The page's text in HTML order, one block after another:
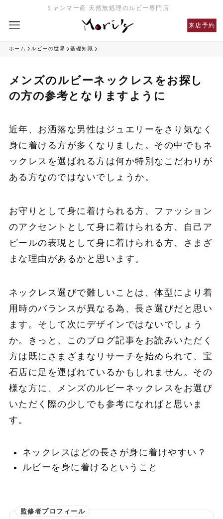
ミャンマー産 天然無処理のルビー専門店
来店予約
ホーム ルビーの世界 基礎知識
メンズのルビーネックレスをお探し
の方の参考となりますように
近年、お洒落な男性はジュエリーをさり気なく
身に着ける方が多くなりました。その中でもネ
ックレスを選ばれる方は何か特別なこだわりが
ある方なのではないでしょうか。
お守りとして身に着けられる方、ファッション
のアクセントとして身に着けられる方、自己ア
ピールの表現として身に着けられる方、さまざ
まな理由があるかと思います。
ネックレス選びで難しいことは、体型により着
用時のバランスが異なる為、長さ選びだと思い
ます。そして次にデザインではないでしょう
か。きっと、このブログ記事をお読みいただく
方は既にさまざまなリサーチを始められて、宝
石店に足を運ばれているかもしれません。その
様な方に、メンズのルビーネックレスをお選び
いただく際の少しでも参考になればと思いま
す。
ネックレスはどの長さが身に着けやすい？
ルビーを身に着けるということ